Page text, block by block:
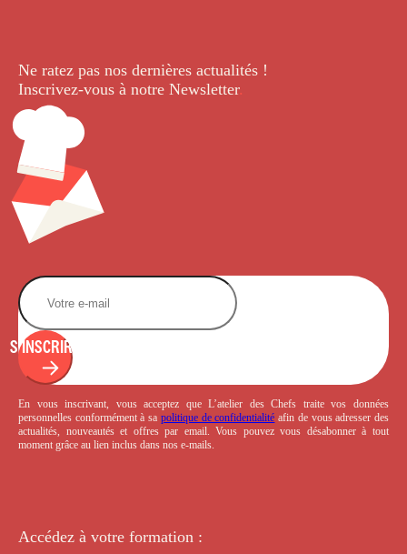
Ne ratez pas nos dernières actualités !
Inscrivez-vous à notre Newsletter.
S'INSCRIRE
En vous inscrivant, vous acceptez que L’atelier des Chefs traite vos données
personnelles conformément à sa politique de confidentialité afin de vous adresser des
actualités, nouveautés et offres par email. Vous pouvez vous désabonner à tout
moment grâce au lien inclus dans nos e-mails.
Accédez à votre formation :